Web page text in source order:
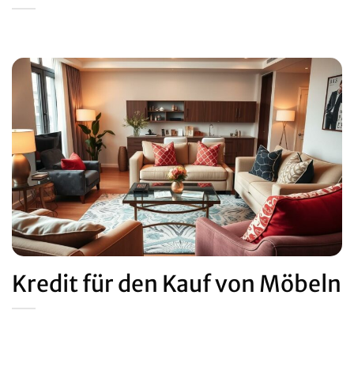
Kredit für den Kauf von Möbeln